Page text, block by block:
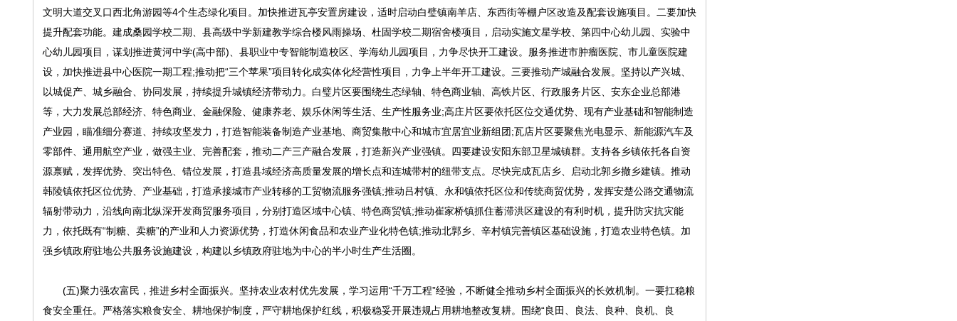
文明大道交叉口西北角游园等4个生态绿化项目。加快推进瓦亭安置房建设，适时启动白璧镇南羊店、东西街等棚户区改造及配套设施项目。二要加快
提升配套功能。建成桑园学校二期、县高级中学新建教学综合楼风雨操场、杜固学校二期宿舍楼项目，启动实施文星学校、第四中心幼儿园、实验中
心幼儿园项目，谋划推进黄河中学(高中部)、县职业中专智能制造校区、学海幼儿园项目，力争尽快开工建设。服务推进市肿瘤医院、市儿童医院建
设，加快推进县中心医院一期工程;推动把“三个苹果”项目转化成实体化经营性项目，力争上半年开工建设。三要推动产城融合发展。坚持以产兴城、
以城促产、城乡融合、协同发展，持续提升城镇经济带动力。白璧片区要围绕生态绿轴、特色商业轴、高铁片区、行政服务片区、安东企业总部港
等，大力发展总部经济、特色商业、金融保险、健康养老、娱乐休闲等生活、生产性服务业;高庄片区要依托区位交通优势、现有产业基础和智能制造
产业园，瞄准细分赛道、持续攻坚发力，打造智能装备制造产业基地、商贸集散中心和城市宜居宜业新组团;瓦店片区要聚焦光电显示、新能源汽车及
零部件、通用航空产业，做强主业、完善配套，推动二产三产融合发展，打造新兴产业强镇。四要建设安阳东部卫星城镇群。支持各乡镇依托各自资
源禀赋，发挥优势、突出特色、错位发展，打造县域经济高质量发展的增长点和连城带村的纽带支点。尽快完成瓦店乡、启动北郭乡撤乡建镇。推动
韩陵镇依托区位优势、产业基础，打造承接城市产业转移的工贸物流服务强镇;推动吕村镇、永和镇依托区位和传统商贸优势，发挥安楚公路交通物流
辐射带动力，沿线向南北纵深开发商贸服务项目，分别打造区域中心镇、特色商贸镇;推动崔家桥镇抓住蓄滞洪区建设的有利时机，提升防灾抗灾能
力，依托既有“制糖、卖糖”的产业和人力资源优势，打造休闲食品和农业产业化特色镇;推动北郭乡、辛村镇完善镇区基础设施，打造农业特色镇。加
强乡镇政府驻地公共服务设施建设，构建以乡镇政府驻地为中心的半小时生产生活圈。
(五)聚力强农富民，推进乡村全面振兴。坚持农业农村优先发展，学习运用“千万工程”经验，不断健全推动乡村全面振兴的长效机制。一要扛稳粮
食安全重任。严格落实粮食安全、耕地保护制度，严守耕地保护红线，积极稳妥开展违规占用耕地整改复耕。围绕“良田、良法、良种、良机、良